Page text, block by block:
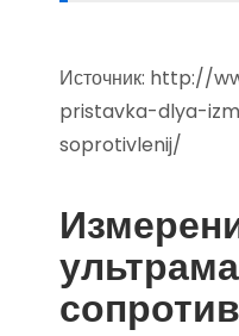
Источник: http://
pristavka-dlya-
soprotivlenij/